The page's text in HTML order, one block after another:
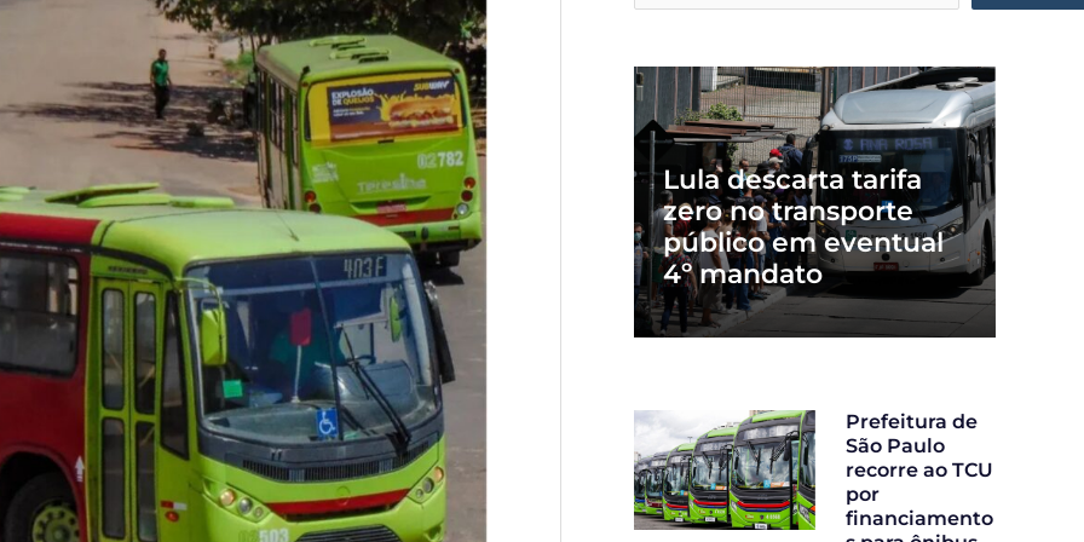
Lula descarta tarifa
zero no transporte
público em eventual
4º mandato
Prefeitura de
São Paulo
recorre ao TCU
por
financiamento